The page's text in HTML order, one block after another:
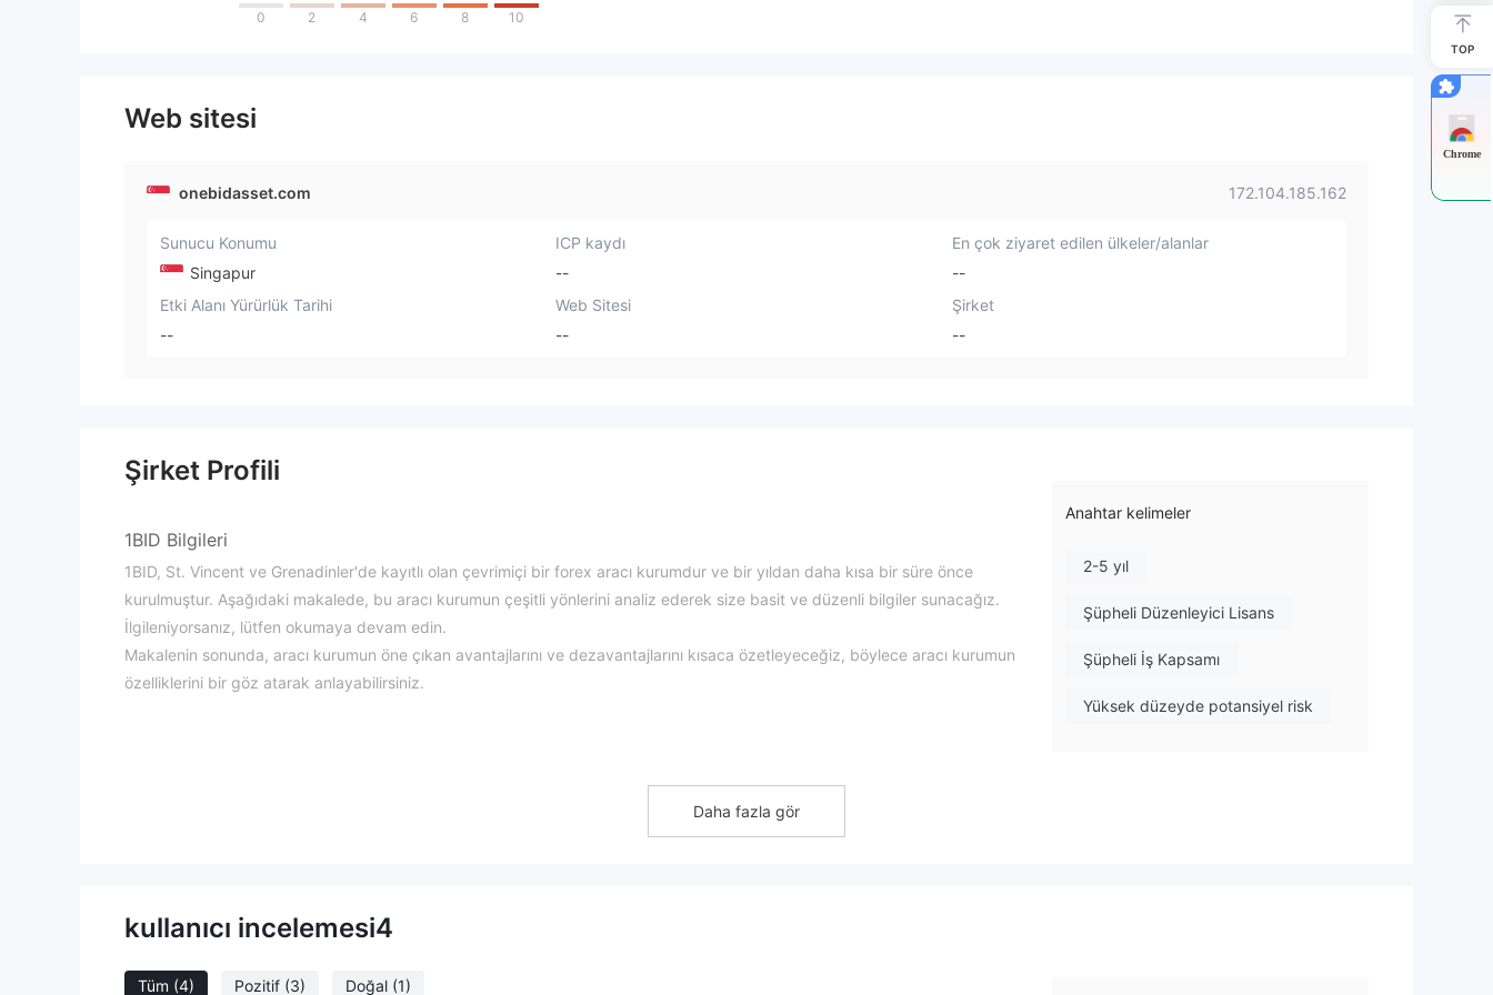
0 2 4 6 8 10
Web sitesi
onebidasset.com 172.104.185.162
Sunucu Konumu
Singapur
ICP kaydı
--
En çok ziyaret edilen ülkeler/alanlar
--
Etki Alanı Yürürlük Tarihi
--
Web Sitesi
--
Şirket
--
Şirket Profili
1BID Bilgileri
1BID, St. Vincent ve Grenadinler'de kayıtlı olan çevrimiçi bir forex aracı kurumdur ve bir yıldan daha kısa bir süre önce
kurulmuştur. Aşağıdaki makalede, bu aracı kurumun çeşitli yönlerini analiz ederek size basit ve düzenli bilgiler sunacağız.
İlgileniyorsanız, lütfen okumaya devam edin.
Makalenin sonunda, aracı kurumun öne çıkan avantajlarını ve dezavantajlarını kısaca özetleyeceğiz, böylece aracı kurumun
özelliklerini bir göz atarak anlayabilirsiniz.
Otoritesi (FSA) tarafından 2432 LLC 2022 lisans numarasıyla yetkilendirilmiştir.
istediklerini bulabilirler. Bununla birlikte, hisse senedi ticareti şu anda mevcut değildir.
Spreadler ve Komisyonlar
Anahtar kelimeler
2-5 yıl
Şüpheli Düzenleyici Lisans
Şüpheli İş Kapsamı
Yüksek düzeyde potansiyel risk
Daha fazla gör
kullanıcı incelemesi4
Tüm (4) Pozitif (3) Doğal (1)
TOP
Chrome